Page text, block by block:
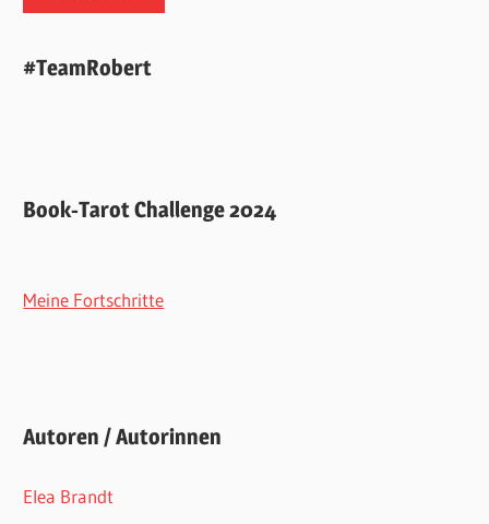
#TeamRobert
Book-Tarot Challenge 2024
Meine Fortschritte
Autoren / Autorinnen
Elea Brandt